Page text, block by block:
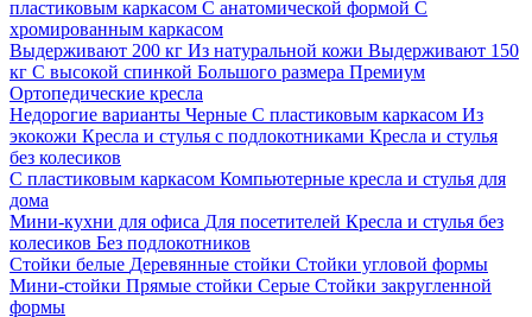
пластиковым каркасом С анатомической формой С
хромированным каркасом
Выдерживают 200 кг Из натуральной кожи Выдерживают 150
кг С высокой спинкой Большого размера Премиум
Ортопедические кресла
Недорогие варианты Черные С пластиковым каркасом Из
экокожи Кресла и стулья с подлокотниками Кресла и стулья
без колесиков
С пластиковым каркасом Компьютерные кресла и стулья для
дома
Мини-кухни для офиса Для посетителей Кресла и стулья без
колесиков Без подлокотников
Стойки белые Деревянные стойки Стойки угловой формы
Мини-стойки Прямые стойки Серые Стойки закругленной
формы